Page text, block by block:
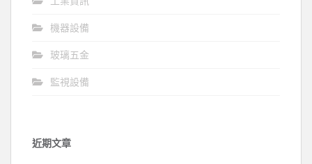
機器設備
玻璃五金
監視設備
近期文章